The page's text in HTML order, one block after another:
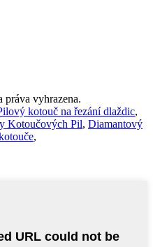
vyhrazena.
kotouč na řezání dlaždic,
Kotoučových Pil, Diamantový
,